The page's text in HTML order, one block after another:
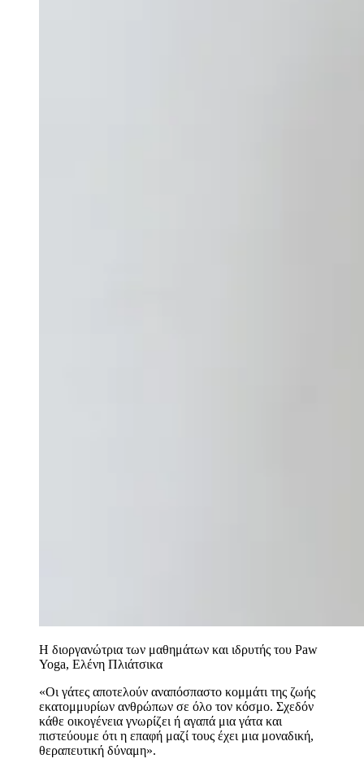
Η διοργανώτρια των μαθημάτων και ιδρυτής του Paw
Yoga, Ελένη Πλιάτσικα
«Οι γάτες αποτελούν αναπόσπαστο κομμάτι της ζωής
εκατομμυρίων ανθρώπων σε όλο τον κόσμο. Σχεδόν
κάθε οικογένεια γνωρίζει ή αγαπά μια γάτα και
πιστεύουμε ότι η επαφή μαζί τους έχει μια μοναδική,
θεραπευτική δύναμη».